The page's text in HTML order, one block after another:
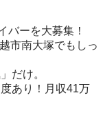
バーを大募集！
市南大塚でもしっ
だけ。
あり！月収41万